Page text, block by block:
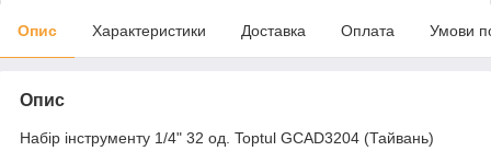
Опис Характеристики Доставка Оплата Умови
Опис
Набір інструменту 1/4" 32 од. Toptul GCAD3204 (Тайвань)